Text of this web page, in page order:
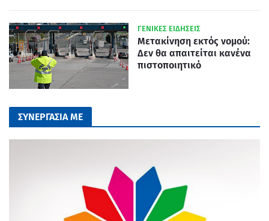
ΓΕΝΙΚΕΣ ΕΙΔΗΣΕΙΣ
Μετακίνηση εκτός νομού:
Δεν θα απαιτείται κανένα
πιστοποιητικό
ΣΥΝΕΡΓΑΣΙΑ ΜΕ